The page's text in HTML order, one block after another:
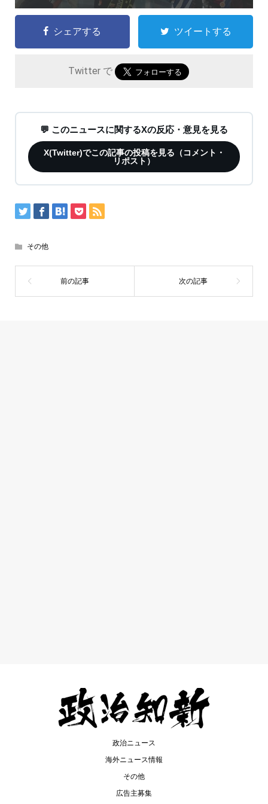
シェアする ツイートする
Twitter で
💬 このニュースに関するXの反応・意見を見る
X(Twitter)でこの記事の投稿を見る（コメント・
リポスト）
その他
政治ニュース
海外ニュース情報
その他
広告主募集